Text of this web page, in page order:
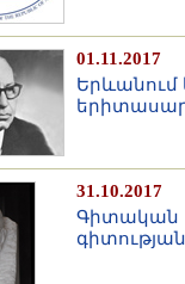
01.11.2017
Երևանում
31.10.2017
Գիտական